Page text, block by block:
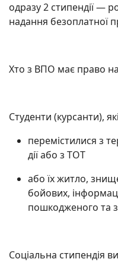
одразу 2 стипендії —
надання безоплатної
Хто з ВПО має право
Студенти (курсанти),
перемістилися з
дії або з ТОТ
або їх житло,
бойових,
пошкодженого та
Соціальна стипендія